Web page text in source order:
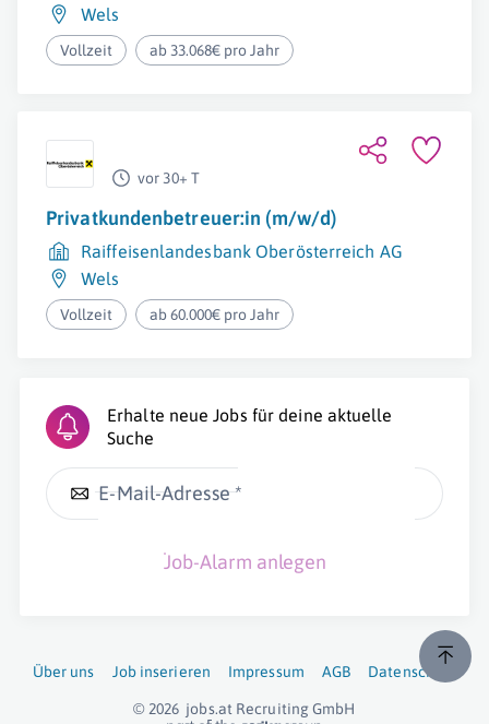
Wels
Vollzeit ab 33.068€ pro Jahr
vor 30+ T
Privatkundenbetreuer:in (m/w/d)
Raiffeisenlandesbank Oberösterreich AG
Wels
Vollzeit ab 60.000€ pro Jahr
Erhalte neue Jobs für deine aktuelle
Suche
E-Mail-Adresse *
Job-Alarm anlegen
Über uns Job inserieren Impressum AGB Datenschutz
© 2026 jobs.at Recruiting GmbH